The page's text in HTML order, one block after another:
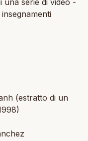
una serie di video -
(estratto di un